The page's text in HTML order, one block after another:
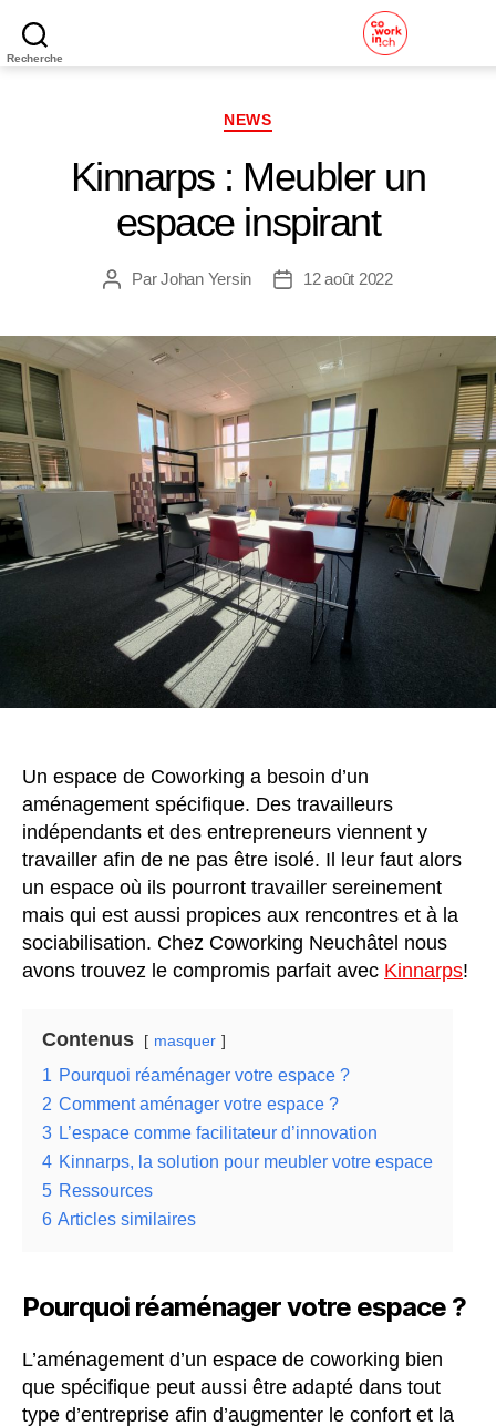
Recherche
Coworking
Catégories
NEWS
Kinnarps : Meubler un
espace inspirant
Auteur
ParJohan Yersin
Date12 août 2022
Un espace de Coworking a besoin d’un
aménagement spécifique. Des travailleurs
indépendants et des entrepreneurs viennent y
travailler afin de ne pas être isolé. Il leur faut alors
un espace où ils pourront travailler sereinement
mais qui est aussi propices aux rencontres et à la
sociabilisation. Chez Coworking Neuchâtel nous
avons trouvez le compromis parfait avec Kinnarps!
Contenus masquer
1 Pourquoi réaménager votre espace ?
2 Comment aménager votre espace ?
3 L’espace comme facilitateur d’innovation
4 Kinnarps, la solution pour meubler votre espace
5 Ressources
6 Articles similaires
Pourquoi réaménager votre espace ?
L’aménagement d’un espace de coworking bien
que spécifique peut aussi être adapté dans tout
type d’entreprise afin d’augmenter le confort et la